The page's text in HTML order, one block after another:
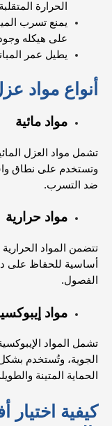
الحرارة
يمنع تسرب
على هيكله
يطيل عمر
أنواع مواد
مواد مائية
تشمل مواد العزل
وتستخدم على نطاق
ضد التسرب.
مواد حرارية
تتضمن المواد
أساسية للحفاظ على
الفصول.
مواد
تشمل المواد
الجوية، وتُستخدم
الحماية المتينة
كيفية